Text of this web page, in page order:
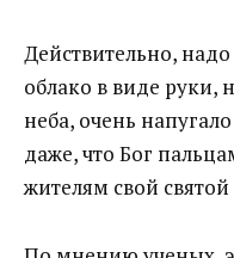
Действительно, надо
облако в виде руки,
неба, очень
даже, что Бог
жителям свой святой